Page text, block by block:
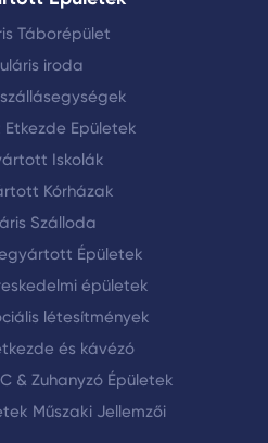
Táborépület
iroda
Epületek
Iskolák
Kórházak
Szálloda
Épületek
épületek
létesítmények
és kávézó
& Zuhanyzó Épületek
Műszaki Jellemzői